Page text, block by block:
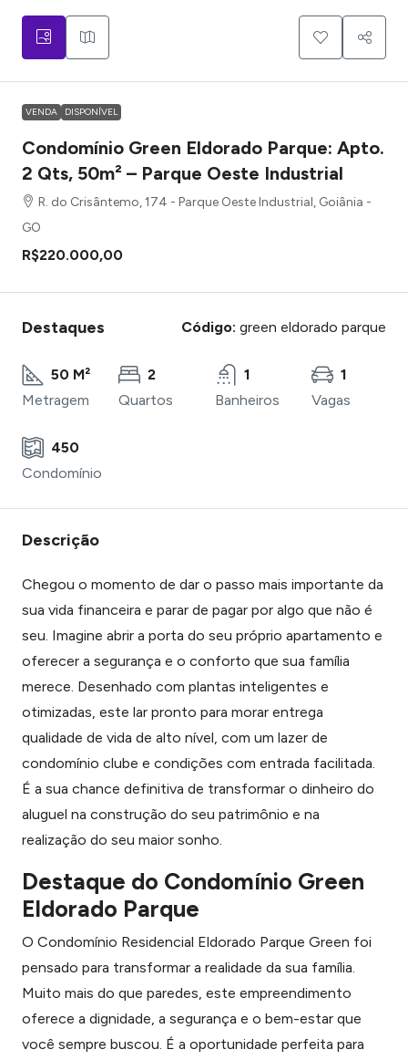
VENDA DISPONÍVEL
Condomínio Green Eldorado Parque: Apto.
2 Qts, 50m² – Parque Oeste Industrial
R. do Crisântemo, 174 - Parque Oeste Industrial, Goiânia -
GO
R$220.000,00
Destaques Código: green eldorado parque
50 M²
Metragem
2
Quartos
1
Banheiros
1
Vagas
450
Condomínio
Descrição
Chegou o momento de dar o passo mais importante da
sua vida financeira e parar de pagar por algo que não é
seu. Imagine abrir a porta do seu próprio apartamento e
oferecer a segurança e o conforto que sua família
merece. Desenhado com plantas inteligentes e
otimizadas, este lar pronto para morar entrega
qualidade de vida de alto nível, com um lazer de
condomínio clube e condições com entrada facilitada.
É a sua chance definitiva de transformar o dinheiro do
aluguel na construção do seu patrimônio e na
realização do seu maior sonho.
Destaque do Condomínio Green
Eldorado Parque
O Condomínio Residencial Eldorado Parque Green foi
pensado para transformar a realidade da sua família.
Muito mais do que paredes, este empreendimento
oferece a dignidade, a segurança e o bem-estar que
você sempre buscou. É a oportunidade perfeita para